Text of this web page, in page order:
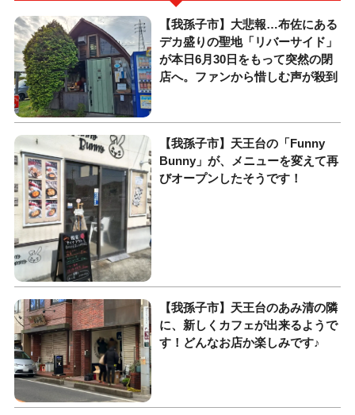
​【我孫子市】大悲報…布佐にある
デカ盛りの聖地「リバーサイド」
が本日6月30日をもって突然の閉
店へ。ファンから惜しむ声が殺到
【我孫子市】天王台の「Funny
Bunny」が、メニューを変えて再
びオープンしたそうです！
【我孫子市】天王台のあみ清の隣
に、新しくカフェが出来るようで
す！どんなお店か楽しみです♪